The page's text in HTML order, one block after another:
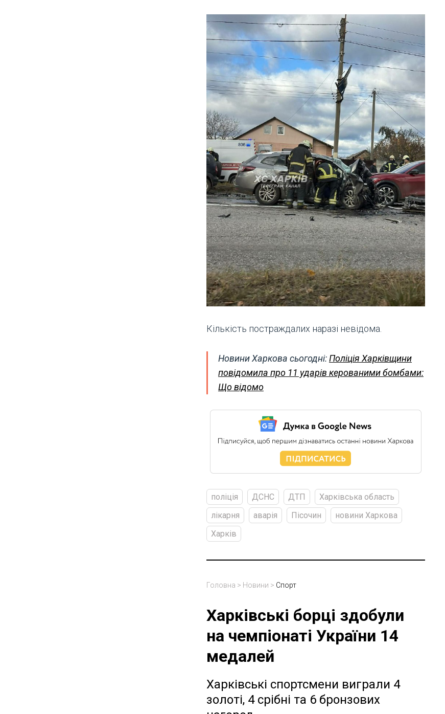
Кількість постраждалих наразі невідома.
Новини Харкова сьогодні:Поліція Харківщини
повідомила про 11 ударів керованими бомбами:
Що відомо
поліція ДСНС ДТП
Харківська область
лікарня
аварія Пісочин
новини Харкова
Харків
Головна > Новини > Спорт
Харківські борці здобули
на чемпіонаті України 14
медалей
Харківські спортсмени виграли 4
золоті, 4 срібні та 6 бронзових